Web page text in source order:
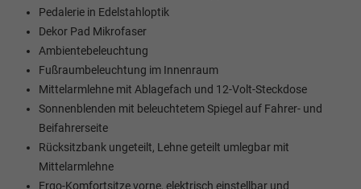
Pedalerie in Edelstahloptik
Dekor Pad Mikrofaser
Ambientebeleuchtung
Fußraumbeleuchtung im Innenraum
Mittelarmlehne mit Ablagefach und 12-Volt-Steckdose
Sonnenblenden mit beleuchtetem Spiegel auf Fahrer- und
Beifahrerseite
Rücksitzbank ungeteilt, Lehne geteilt umlegbar mit
Mittelarmlehne
Ergo-Komfortsitze vorne, elektrisch einstellbar und